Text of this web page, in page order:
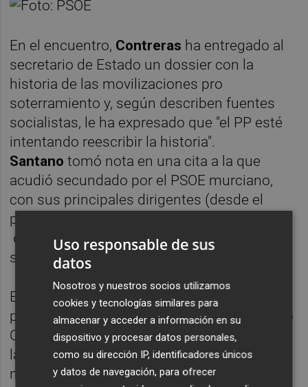
En el encuentro, Contreras ha entregado al
secretario de Estado un dossier con la
historia de las movilizaciones pro
soterramiento y, según describen fuentes
socialistas, le ha expresado que "el PP esté
intentando reescribir la historia".
Santanotomó nota en una cita a la que
acudió secundado por el PSOE murciano,
con sus principales dirigentes (desde el
portavoz municipal,
diputados comoFrancisco Lucas
secretario general local del PSOE).
El exalcalde de Irún también tenía previsto
participar en una mesa redonda en el Centro
Cultural de San Pío X para reflexionar sobre
la importancia del soterramiento en el
municipio de Murcia. Antes, por la mañana,
Uso responsable de sus
datos
Nosotros y nuestros socios utilizamos
cookies y tecnologías similares para
almacenar y acceder a información en su
dispositivo y procesar datos personales,
como su dirección IP, identificadores únicos
y datos de navegación, para ofrecer